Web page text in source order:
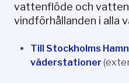
vattenflöde och
vindförhållanden i alla
Till Stockholms
väderstationer